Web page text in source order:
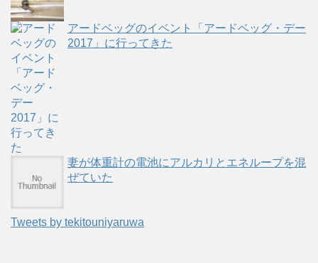
アードベッグのイベント「アードベッグ・デー
2017」に行ってきた
妻が体重計の電池にアルカリとエネループを混
ぜていた
Tweets by tekitouniyaruwa